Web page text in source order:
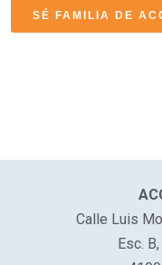
SÉ FAMILIA DE
Calle Luis
Esc.